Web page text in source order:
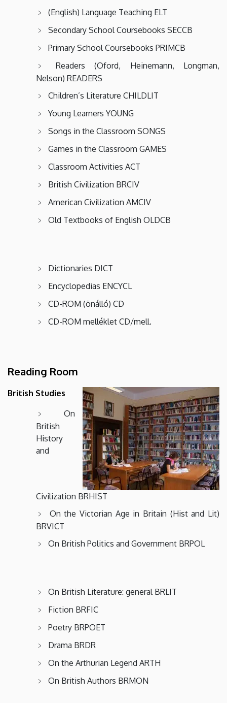
(English) Language Teaching ELT
Secondary School Coursebooks SECCB
Primary School Coursebooks PRIMCB
Readers (Oford, Heinemann, Longman,
Nelson) READERS
Children’s Literature CHILDLIT
Young Learners YOUNG
Songs in the Classroom SONGS
Games in the Classroom GAMES
Classroom Activities ACT
British Civilization BRCIV
American Civilization AMCIV
Old Textbooks of English OLDCB
Dictionaries DICT
Encyclopedias ENCYCL
CD-ROM (önálló) CD
CD-ROM melléklet CD/mell.
Reading Room
British Studies
On
British
History
and
Civilization BRHIST
On the Victorian Age in Britain (Hist and Lit)
BRVICT
On British Politics and Government BRPOL
On British Literature: general BRLIT
Fiction BRFIC
Poetry BRPOET
Drama BRDR
On the Arthurian Legend ARTH
On British Authors BRMON